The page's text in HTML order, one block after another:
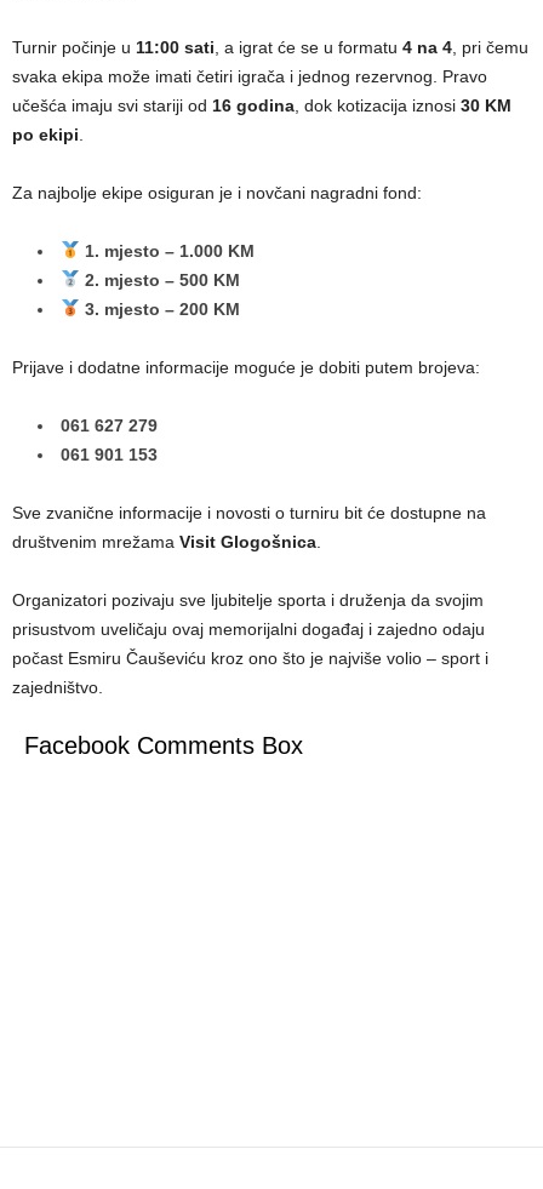
Turnir počinje u 11:00 sati , a igrat će se u formatu 4 na 4 , pri čemu
svaka ekipa može imati četiri igrača i jednog rezervnog. Pravo
učešća imaju svi stariji od 16 godina , dok kotizacija iznosi 30 KM
po ekipi
Za najbolje ekipe osiguran je i novčani nagradni fond:
1. mjesto – 1.000 KM
2. mjesto – 500 KM
3. mjesto – 200 KM
Prijave i dodatne informacije moguće je dobiti putem brojeva:
061 627 279
061 901 153
Sve zvanične informacije i novosti o turniru bit će dostupne na
društvenim mrežama Visit Glogošnica
Organizatori pozivaju sve ljubitelje sporta i druženja da svojim
prisustvom uveličaju ovaj memorijalni događaj i zajedno odaju
počast Esmiru Čauševiću kroz ono što je najviše volio – sport i
zajedništvo.
Facebook Comments Box